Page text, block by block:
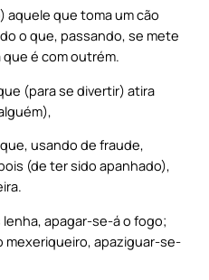
aquele que toma um cão
o que, passando, se mete
é com outrém.
(para se divertir) atira
usando de fraude,
(de ter sido apanhado),
apagar-se-á o fogo;
mexeriqueiro, apaziguar-se-